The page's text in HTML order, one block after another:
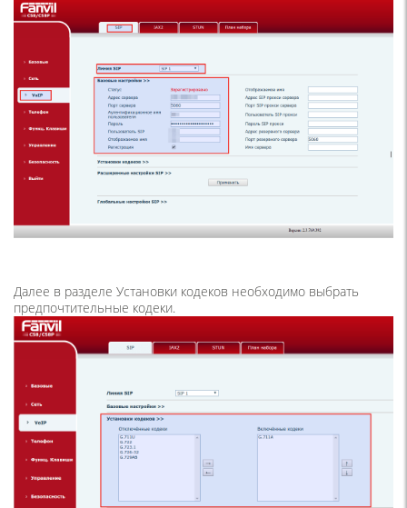
Далее в разделе Установки кодеков необходимо выбрать
предпочтительные кодеки.